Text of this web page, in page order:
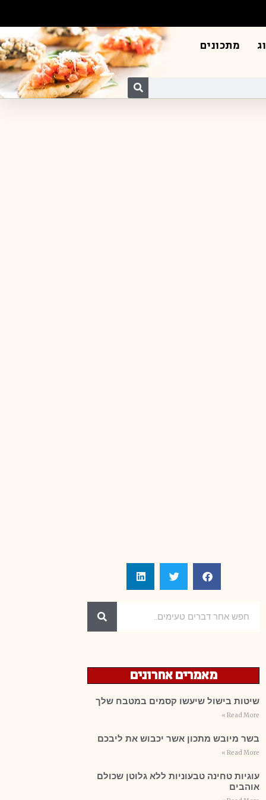
מתכונים
מאמרים אחרונים
שיטות בישול שיעשו קסמים במטבח שלך
Read More »
בשר מיובש מתכון אשר יכבוש את ליבכם
Read More »
עוגיות טחינה טבעוניות ללא גלוטן שכולם
אוהבים